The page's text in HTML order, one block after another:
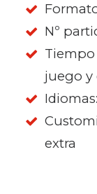
Nº
juego y
extra